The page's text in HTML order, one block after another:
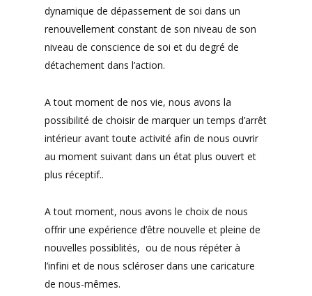
dynamique de dépassement de soi dans un
renouvellement constant de son niveau de son
niveau de conscience de soi et du degré de
détachement dans l’action.
A tout moment de nos vie, nous avons la
possibilité de choisir de marquer un temps d’arrêt
intérieur avant toute activité afin de nous ouvrir
au moment suivant dans un état plus ouvert et
plus réceptif..
A tout moment, nous avons le choix de nous
offrir une expérience d’être nouvelle et pleine de
nouvelles possiblités, ou de nous répéter à
l’infini et de nous scléroser dans une caricature
de nous-mêmes.